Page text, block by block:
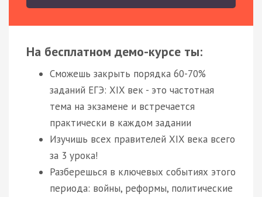
На бесплатном демо-курсе ты:
Сможешь закрыть порядка 60-70%
заданий ЕГЭ: XIX век - это частотная
тема на экзамене и встречается
практически в каждом задании
Изучишь всех правителей XIX века всего
за 3 урока!
Разберешься в ключевых событиях этого
периода: войны, реформы, политические